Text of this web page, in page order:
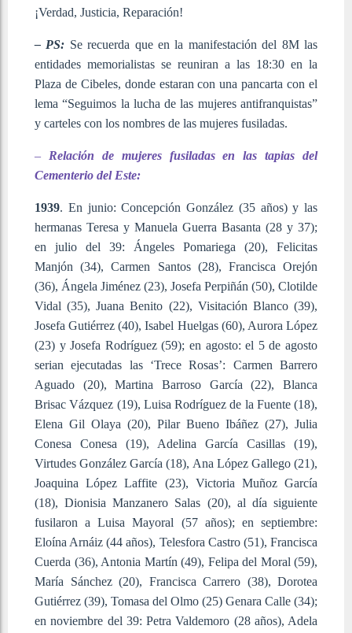
¡Verdad, Justicia, Reparación!
– PS: Se recuerda que en la manifestación del 8M las
entidades memorialistas se reuniran a las 18:30 en la
Plaza de Cibeles, donde estaran con una pancarta con el
lema “Seguimos la lucha de las mujeres antifranquistas”
y carteles con los nombres de las mujeres fusiladas.
– Relación de mujeres fusiladas en las tapias del
Cementerio del Este:
1939. En junio: Concepción González (35 años) y las
hermanas Teresa y Manuela Guerra Basanta (28 y 37);
en julio del 39: Ángeles Pomariega (20), Felicitas
Manjón (34), Carmen Santos (28), Francisca Orejón
(36), Ángela Jiménez (23), Josefa Perpiñán (50), Clotilde
Vidal (35), Juana Benito (22), Visitación Blanco (39),
Josefa Gutiérrez (40), Isabel Huelgas (60), Aurora López
(23) y Josefa Rodríguez (59); en agosto: el 5 de agosto
serian ejecutadas las ‘Trece Rosas’: Carmen Barrero
Aguado (20), Martina Barroso García (22), Blanca
Brisac Vázquez (19), Luisa Rodríguez de la Fuente (18),
Elena Gil Olaya (20), Pilar Bueno Ibáñez (27), Julia
Conesa Conesa (19), Adelina García Casillas (19),
Virtudes González García (18), Ana López Gallego (21),
Joaquina López Laffite (23), Victoria Muñoz García
(18), Dionisia Manzanero Salas (20), al día siguiente
fusilaron a Luisa Mayoral (57 años); en septiembre:
Eloína Arnáiz (44 años), Telesfora Castro (51), Francisca
Cuerda (36), Antonia Martín (49), Felipa del Moral (59),
María Sánchez (20), Francisca Carrero (38), Dorotea
Gutiérrez (39), Tomasa del Olmo (25) Genara Calle (34);
en noviembre del 39: Petra Valdemoro (28 años), Adela